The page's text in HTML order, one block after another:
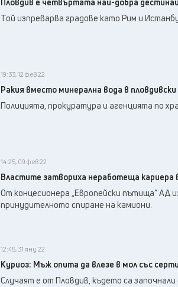
Той изпреварва градове като Рим и
19:33, 12 фев 22
Ракия вместо минерална вода в
Полицията, прокуратура и агенцията по
14:25, 09 фев 22
Властите затвориха неработеща кариера
От концесионера „Европейски пътища“ АД
принудителното спиране на камиони.
12:45, 31 яну 22
Куриоз: Мъж опита да влезе в мол със
Случаят е от Пловдив, където са